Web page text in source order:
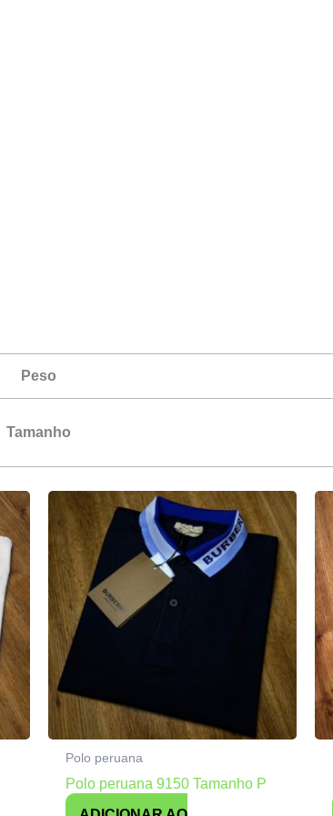
Peso
Tamanho
Polo peruana
Polo peruana 9150 Tamanho P